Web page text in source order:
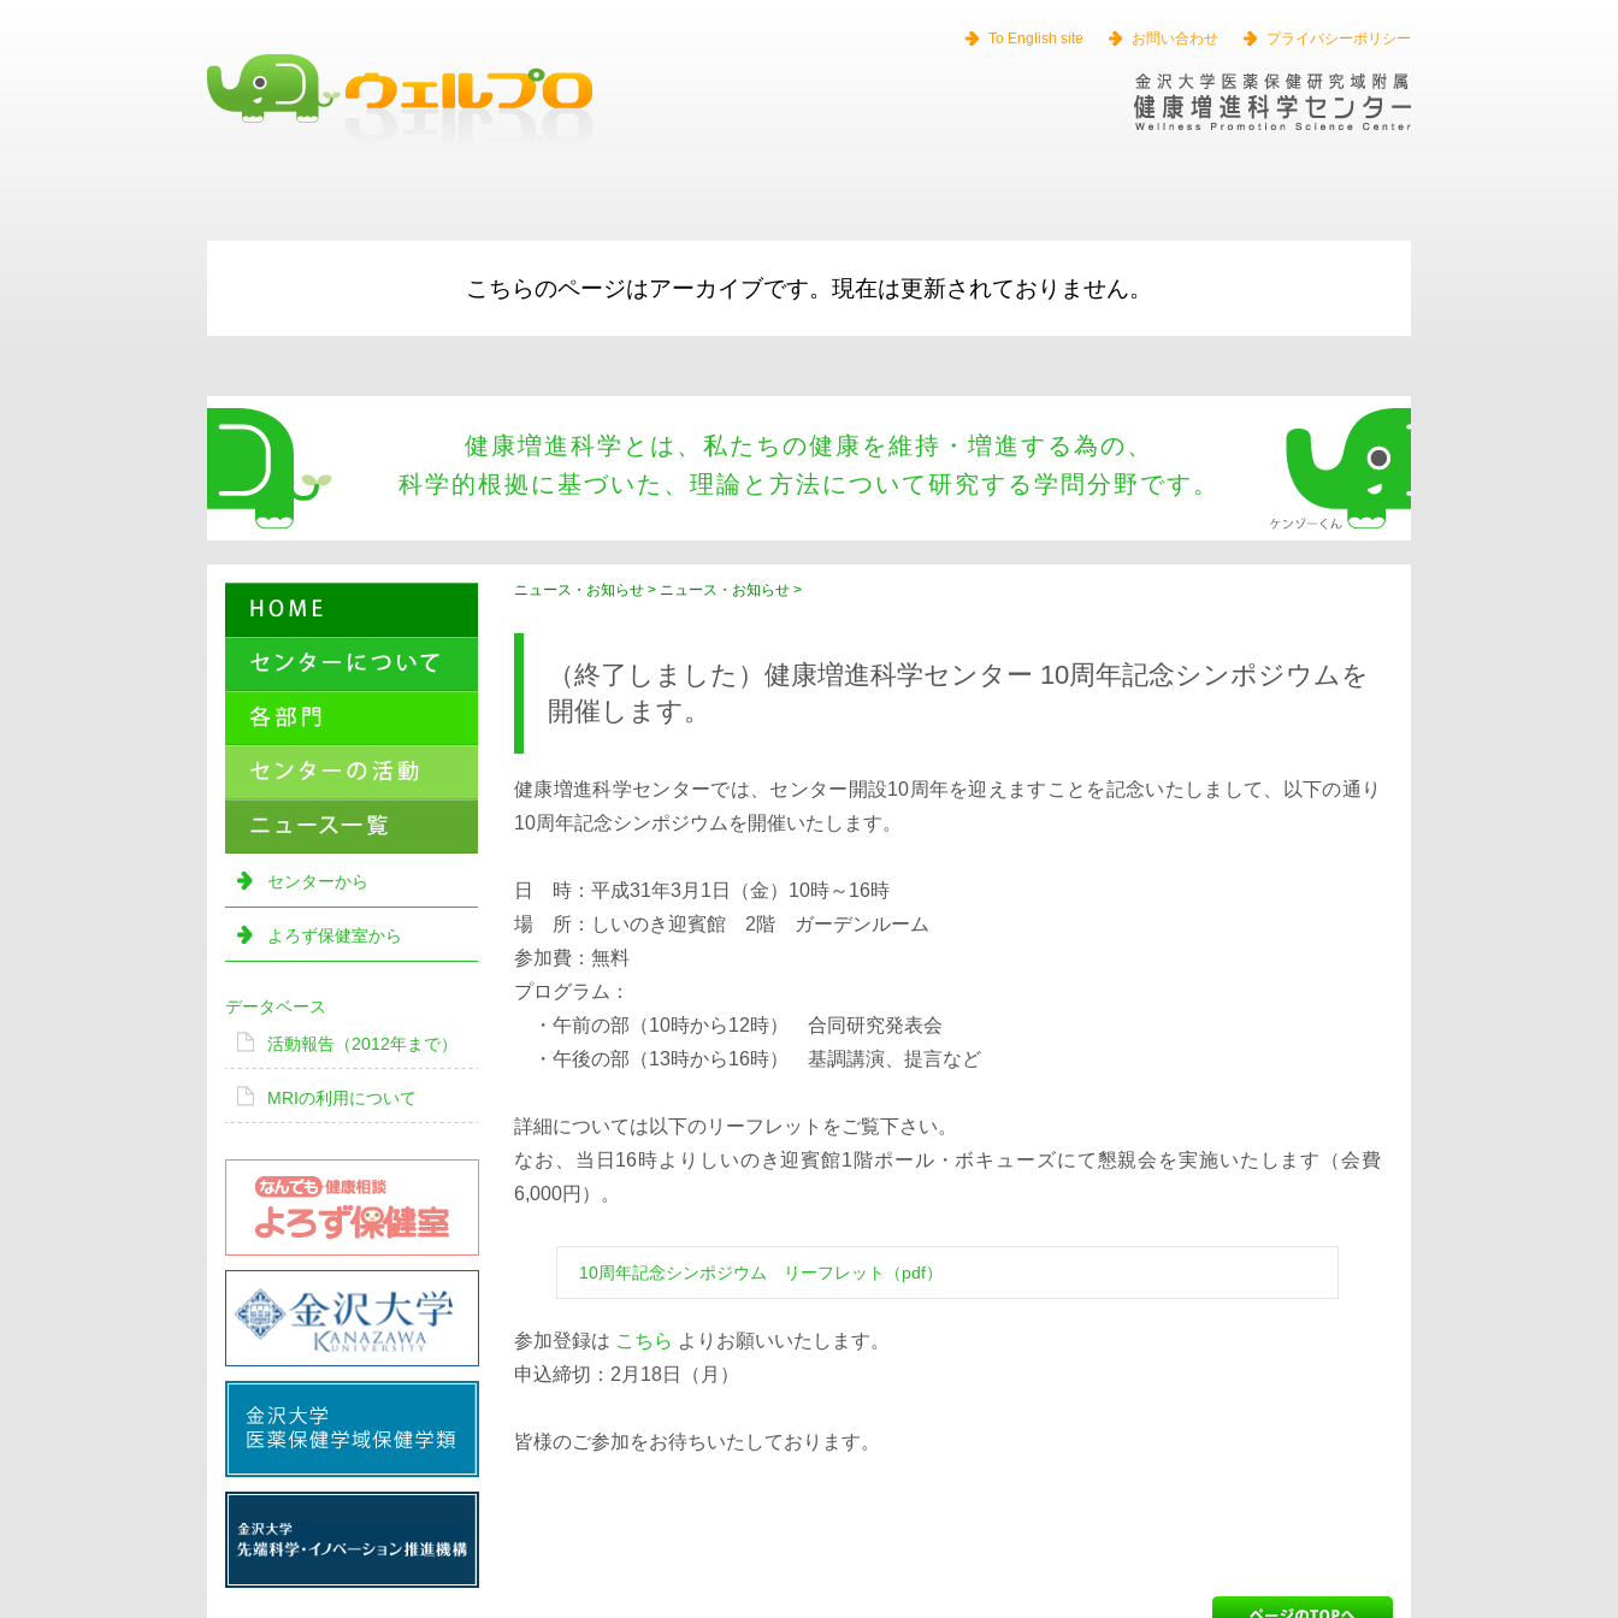
To English site お問い合わせ プライバシーポリシー
こちらのページはアーカイブです。現在は更新されておりません。
健康増進科学とは、私たちの健康を維持・増進する為の、
科学的根拠に基づいた、理論と方法について研究する学問分野です。
ニュース・お知らせ > ニュース・お知らせ >
（終了しました）健康増進科学センター 10周年記念シンポジウムを
開催します。
健康増進科学センターでは、センター開設10周年を迎えますことを記念いたしまして、以下の通り
10周年記念シンポジウムを開催いたします。
日 時：平成31年3月1日（金）10時～16時
場 所：しいのき迎賓館 2階 ガーデンルーム
参加費：無料
プログラム：
・午前の部（10時から12時） 合同研究発表会
・午後の部（13時から16時） 基調講演、提言など
詳細については以下のリーフレットをご覧下さい。
なお、当日16時よりしいのき迎賓館1階ポール・ボキューズにて懇親会を実施いたします（会費
6,000円）。
10周年記念シンポジウム リーフレット（pdf）
参加登録は こちら よりお願いいたします。
申込締切：2月18日（月）
皆様のご参加をお待ちいたしております。
センターから
よろず保健室から
データベース
活動報告（2012年まで）
MRIの利用について